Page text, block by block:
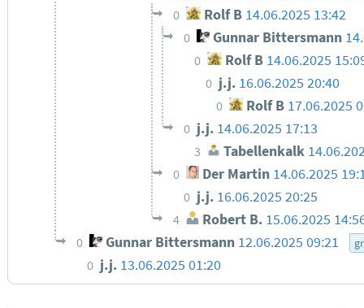
0 Rolf B 14.06.2025 13:42
0 Gunnar Bittersmann
0 Rolf B 14.06.2025
0 j.j. 16.06.2025 20:40
0 Rolf B 17.06.2025
0 j.j. 14.06.2025 17:13
3 Tabellenkalk
0 Der Martin 14.06.2025
0 j.j. 16.06.2025 20:25
4 Robert B. 15.06.2025
0 Gunnar Bittersmann 12.06.2025 09:21
0 j.j. 13.06.2025 01:20